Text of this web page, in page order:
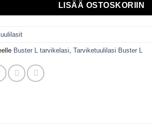
LISÄÄ OSTOSKORIIN
Buster L tarvikelasi Tarviketuulilasi Buster L